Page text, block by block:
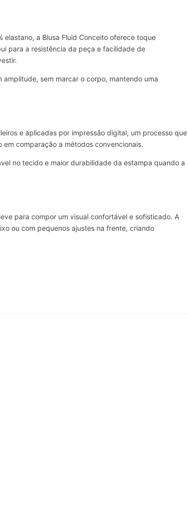
a Blusa Fluid Conceito oferece toque
para a resistência da peça e facilidade de
sem marcar o corpo, mantendo uma
e aplicadas por impressão digital, um processo que
comparação a métodos convencionais.
no tecido e maior durabilidade da estampa quando a
para compor um visual confortável e sofisticado. A
ou com pequenos ajustes na frente, criando